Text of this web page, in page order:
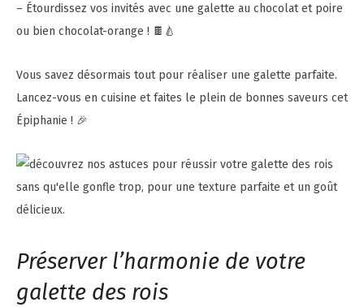
– Étourdissez vos invités avec une galette au chocolat et poire
ou bien chocolat-orange ! 🍫🍐
Vous savez désormais tout pour réaliser une galette parfaite.
Lancez-vous en cuisine et faites le plein de bonnes saveurs cet
Épiphanie ! 🎉
Préserver l’harmonie de votre
galette des rois